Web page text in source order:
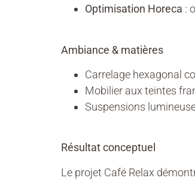
Optimisation Horeca :
Ambiance & matières
Carrelage hexagonal
Mobilier aux teintes
Suspensions
Résultat conceptuel
Le projet Café Relax